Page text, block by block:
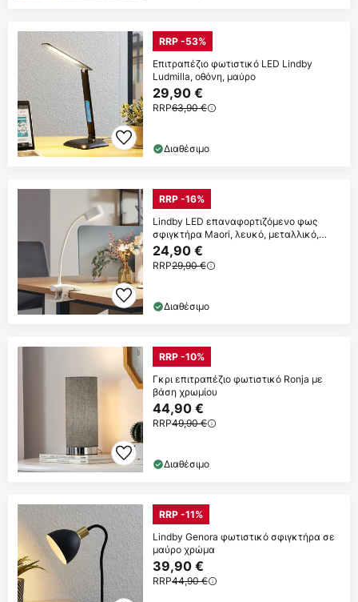
RRP -53%
Επιτραπέζιο φωτιστικό LED Lindby
Ludmilla, οθόνη, μαύρο
29,90 €
RRP63,90 €
Διαθέσιμο
RRP -16%
Lindby LED επαναφορτιζόμενο φως
σφιγκτήρα Maori, λευκό, μεταλλικό,
CCT,
24,90 €
RRP29,90 €
Διαθέσιμο
RRP -10%
Γκρι επιτραπέζιο φωτιστικό Ronja με
βάση χρωμίου
44,90 €
RRP49,90 €
Διαθέσιμο
RRP -11%
Lindby Genora φωτιστικό σφιγκτήρα σε
μαύρο χρώμα
39,90 €
RRP44,90 €